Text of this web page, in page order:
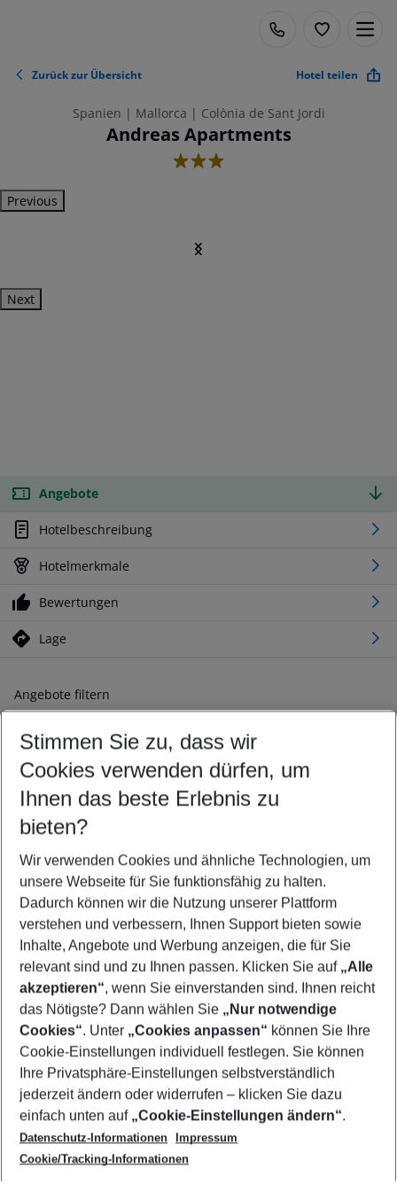
Zurück zur Übersicht Hotel teilen
Spanien | Mallorca | Colònia de Sant Jordi
Andreas Apartments
3
Previous
Next
Angebote
Hotelbeschreibung
Hotelmerkmale
Bewertungen
Lage
Angebote filtern
Ändern Sie Ihre Kriterien nach Ihren Wünschen
Abflughafen wählen
Beliebiger Abflughafen
Reisezeitraum wählen
09.08.26– 07.08.27 5-8 Nächte
2 Erwachsene Keine Kinder
Mehr Filter anzeigen
Footer
Footer navigation
Über uns
AGB
Cookie-Einstellungen ändern
Cookie-Richtlinie
Datenschutz
Service & Hilfe
Barrierefreies Reisen
Check-in
Folgen Sie uns
Stimmen Sie zu, dass wir
Cookies verwenden dürfen, um
Ihnen das beste Erlebnis zu
bieten?
Wir verwenden Cookies und ähnliche Technologien, um
unsere Webseite für Sie funktionsfähig zu halten.
Dadurch können wir die Nutzung unserer Plattform
verstehen und verbessern, Ihnen Support bieten sowie
Inhalte, Angebote und Werbung anzeigen, die für Sie
relevant sind und zu Ihnen passen. Klicken Sie auf „Alle
akzeptieren“, wenn Sie einverstanden sind. Ihnen reicht
das Nötigste? Dann wählen Sie „Nur notwendige
Cookies“. Unter „Cookies anpassen“ können Sie Ihre
Cookie-Einstellungen individuell festlegen. Sie können
Ihre Privatsphäre-Einstellungen selbstverständlich
jederzeit ändern oder widerrufen – klicken Sie dazu
einfach unten auf „Cookie-Einstellungen ändern“.
Datenschutz-Informationen
Impressum
Cookie/Tracking-Informationen